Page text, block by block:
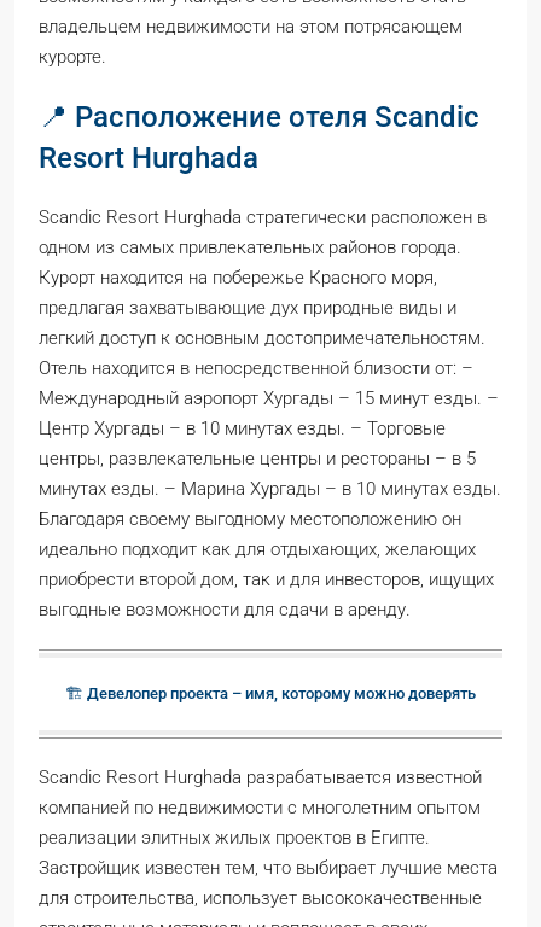
владельцем недвижимости на этом потрясающем
курорте.
📍 Расположение отеля Scandic
Resort Hurghada
Scandic Resort Hurghada стратегически расположен в
одном из самых привлекательных районов города.
Курорт находится на побережье Красного моря,
предлагая захватывающие дух природные виды и
легкий доступ к основным достопримечательностям.
Отель находится в непосредственной близости от: –
Международный аэропорт Хургады – 15 минут езды. –
Центр Хургады – в 10 минутах езды. – Торговые
центры, развлекательные центры и рестораны – в 5
минутах езды. – Марина Хургады – в 10 минутах езды.
Благодаря своему выгодному местоположению он
идеально подходит как для отдыхающих, желающих
приобрести второй дом, так и для инвесторов, ищущих
выгодные возможности для сдачи в аренду.
🏗️ Девелопер проекта – имя, которому можно доверять
Scandic Resort Hurghada разрабатывается известной
компанией по недвижимости с многолетним опытом
реализации элитных жилых проектов в Египте.
Застройщик известен тем, что выбирает лучшие места
для строительства, использует высококачественные